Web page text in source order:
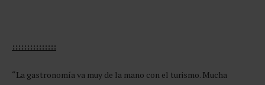
:::::::::::::::
“La gastronomía va muy de la mano con el turismo. Mucha